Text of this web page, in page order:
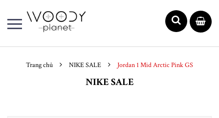
Trang chủ NIKE SALE Jordan 1 Mid Arctic Pink GS
NIKE SALE